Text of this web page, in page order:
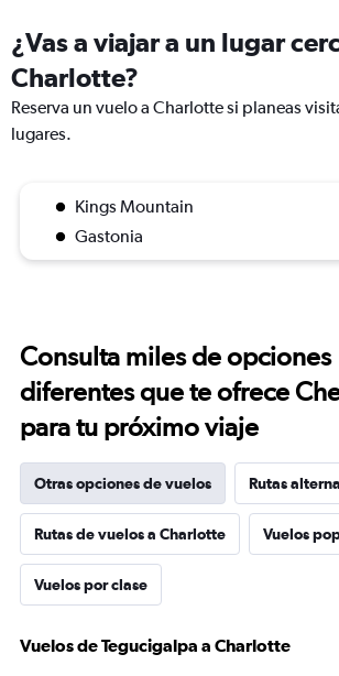
¿Vas a viajar a un lugar
Charlotte?
Reserva un vuelo a Charlotte si planeas
lugares.
Kings Mountain
Gastonia
Consulta miles de opciones
diferentes que te ofrece
para tu próximo viaje
Otras opciones de vuelos Rutas
Rutas de vuelos a Charlotte Vuelos
Vuelos por clase
Vuelos de Tegucigalpa a Charlotte